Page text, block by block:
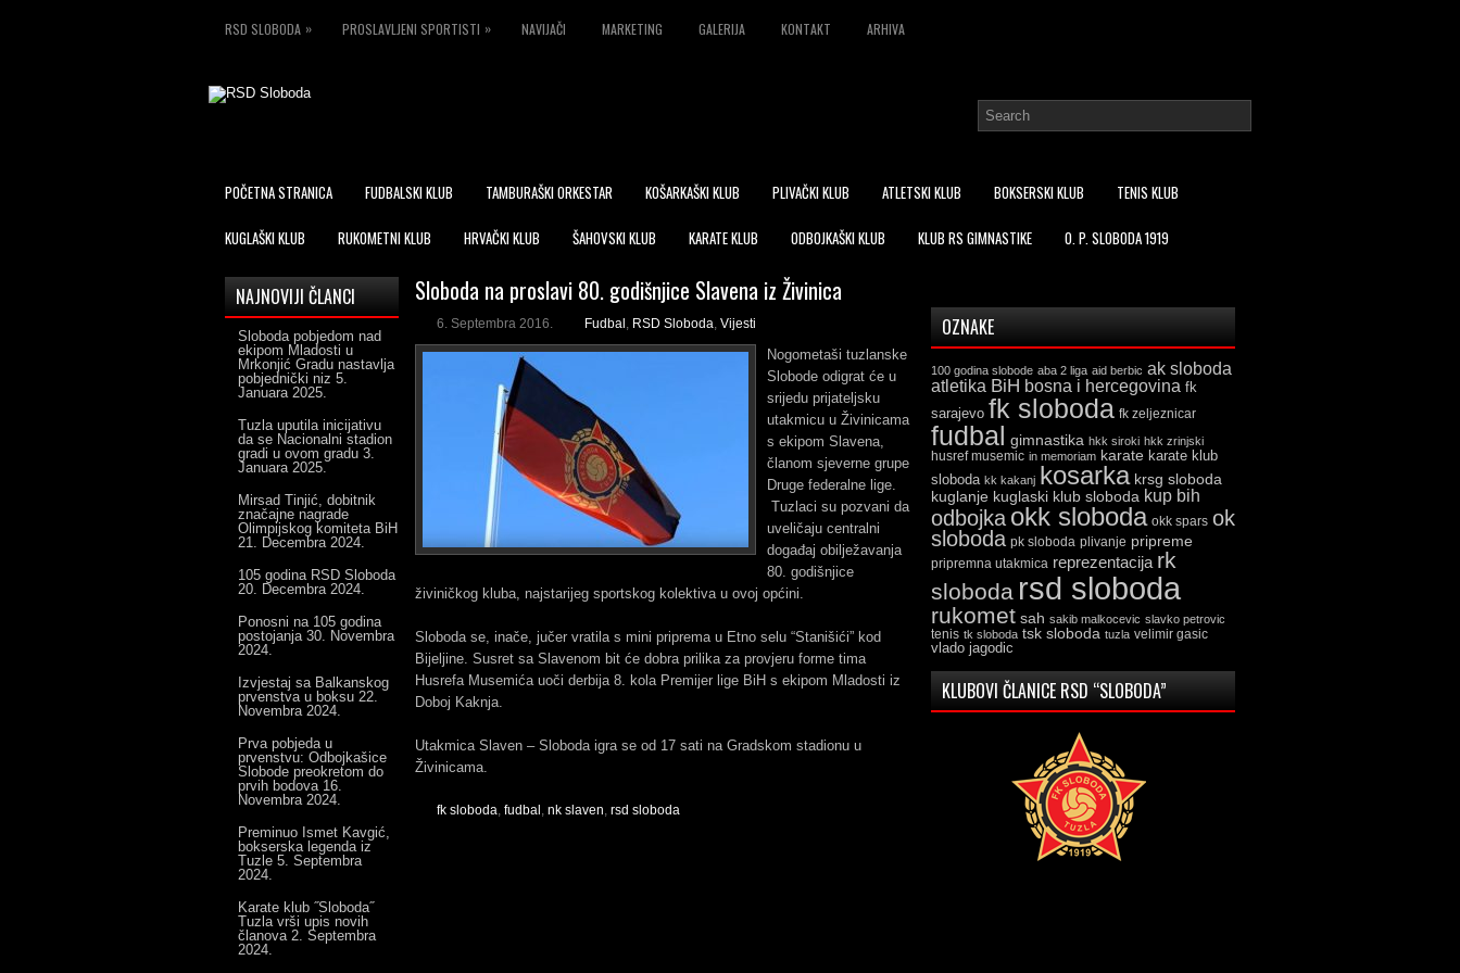
RSD SLOBODA » PROSLAVLJENI SPORTISTI » NAVIJAČI MARKETING GALERIJA KONTAKT ARHIVA
POČETNA STRANICA FUDBALSKI KLUB TAMBURAŠKI ORKESTAR KOŠARKAŠKI KLUB PLIVAČKI KLUB ATLETSKI KLUB BOKSERSKI KLUB TENIS KLUB
KUGLAŠKI KLUB RUKOMETNI KLUB HRVAČKI KLUB ŠAHOVSKI KLUB KARATE KLUB ODBOJKAŠKI KLUB KLUB RS GIMNASTIKE O. P. SLOBODA 1919
Sloboda na proslavi 80. godišnjice Slavena iz Živinica
6. Septembra 2016. Fudbal , RSD Sloboda, Vijesti
Nogometaši tuzlanske
Slobode odigrat će u
srijedu prijateljsku
utakmicu u Živinicama
s ekipom Slavena,
članom sjeverne grupe
Druge federalne lige.
Tuzlaci su pozvani da
uveličaju centralni
događaj obilježavanja
80. godišnjice
živiničkog kluba, najstarijeg sportskog kolektiva u ovoj općini.
Sloboda se, inače, jučer vratila s mini priprema u Etno selu “Stanišići” kod
Bijeljine. Susret sa Slavenom bit će dobra prilika za provjeru forme tima
Husrefa Musemića uoči derbija 8. kola Premijer lige BiH s ekipom Mladosti iz
Doboj Kaknja.
Utakmica Slaven – Sloboda igra se od 17 sati na Gradskom stadionu u
Živinicama.
fk sloboda, fudbal , nk slaven, rsd sloboda
NAJNOVIJI ČLANCI
Sloboda pobjedom nad
ekipom Mladosti u
Mrkonjić Gradu nastavlja
pobjednički niz 5.
Januara 2025.
Tuzla uputila inicijativu
da se Nacionalni stadion
gradi u ovom gradu 3.
Januara 2025.
Mirsad Tinjić, dobitnik
značajne nagrade
Olimpijskog komiteta BiH
21. Decembra 2024.
105 godina RSD Sloboda
20. Decembra 2024.
Ponosni na 105 godina
postojanja 30. Novembra
2024.
Izvjestaj sa Balkanskog
prvenstva u boksu 22.
Novembra 2024.
Prva pobjeda u
prvenstvu: Odbojkašice
Slobode preokretom do
prvih bodova 16.
Novembra 2024.
Preminuo Ismet Kavgić,
bokserska legenda iz
Tuzle 5. Septembra
2024.
Karate klub ˝Sloboda˝
Tuzla vrši upis novih
članova 2. Septembra
2024.
OZNAKE
100 godina slobode aba 2 liga aid berbic ak sloboda
atletika BiH bosna i hercegovina fk
sarajevo fk sloboda fk zeljeznicar
fudbal gimnastika hkk siroki hkk zrinjski
husref musemic in memoriam karate karate klub
sloboda kk kakanj kosarka krsg sloboda
kuglanje kuglaski klub sloboda kup bih
odbojka okk sloboda okk spars ok
sloboda pk sloboda plivanje pripreme
pripremna utakmica reprezentacija rk
sloboda rsd sloboda
rukomet sah sakib malkocevic slavko petrovic
tenis tk sloboda tsk sloboda tuzla velimir gasic
vlado jagodic
KLUBOVI ČLANICE RSD “SLOBODA”